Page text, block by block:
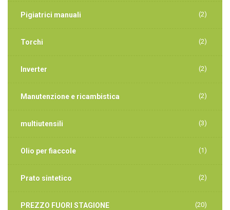
Pigiatrici manuali (2)
Torchi (2)
Inverter (2)
Manutenzione e ricambistica (2)
multiutensili (3)
Olio per fiaccole (1)
Prato sintetico (2)
PREZZO FUORI STAGIONE (20)